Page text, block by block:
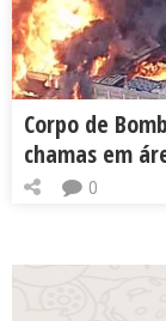
Corpo de
chamas em
0